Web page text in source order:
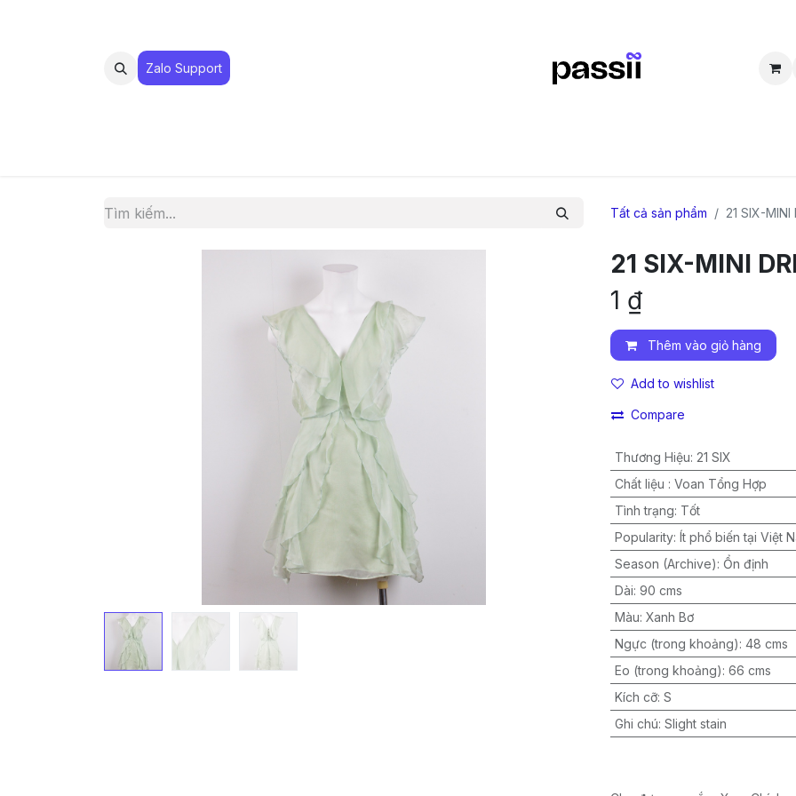
Zalo Suppo​​​​​​rt
Tất cả sản phẩm 21 SIX-MINI
21 SIX-MINI
1 ₫
Thêm vào giỏ hàng
Add to wishlist
Compare
Thương Hiệu: 21 SIX
Chất liệu : Voan Tổng Hợp
Tình trạng: Tốt
Popularity: Ít phổ biến tại Việt
Season (Archive): Ổn định
Dài: 90 cms
Màu: Xanh Bơ
Ngực (trong khoảng): 48 cms
Eo (trong khoảng): 66 cms
Kích cỡ: S
Ghi chú: Slight stain